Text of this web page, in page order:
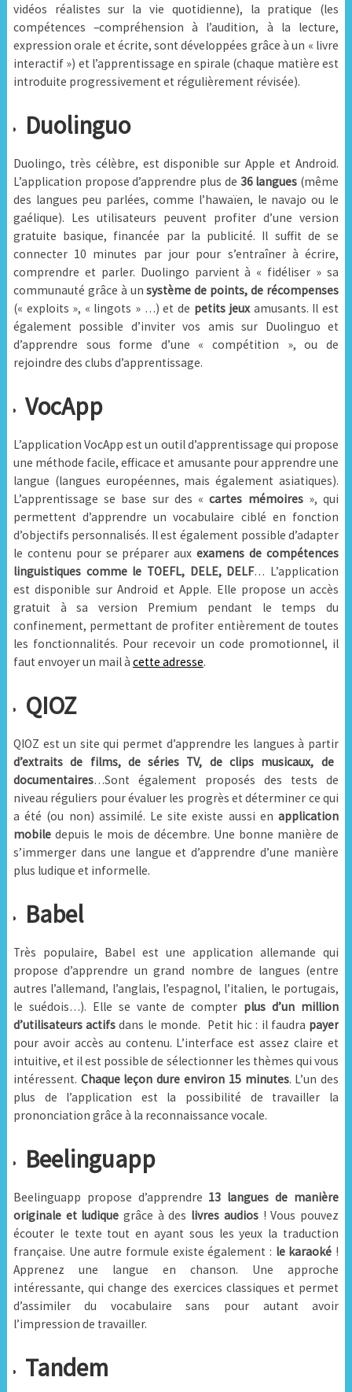
vidéos réalistes sur la vie quotidienne), la pratique (les
compétences –compréhension à l’audition, à la lecture,
expression orale et écrite, sont développées grâce à un « livre
interactif ») et l’apprentissage en spirale (chaque matière est
introduite progressivement et régulièrement révisée).
Duolinguo
Duolingo, très célèbre, est disponible sur Apple et Android.
L’application propose d’apprendre plus de 36 langues (même
des langues peu parlées, comme l’hawaïen, le navajo ou le
gaélique). Les utilisateurs peuvent profiter d’une version
gratuite basique, financée par la publicité. Il suffit de se
connecter 10 minutes par jour pour s’entraîner à écrire,
comprendre et parler. Duolingo parvient à « fidéliser » sa
communauté grâce à unsystème de points, de récompenses
(« exploits », « lingots » …) et de petits jeuxamusants. Il est
également possible d’inviter vos amis sur Duolinguo et
d’apprendre sous forme d’une « compétition », ou de
rejoindre des clubs d’apprentissage.
VocApp
L’application VocApp est un outil d’apprentissage qui propose
une méthode facile, efficace et amusante pour apprendre une
langue (langues européennes, mais également asiatiques).
L’apprentissage se base sur des «cartes mémoires», qui
permettent d’apprendre un vocabulaire ciblé en fonction
d’objectifs personnalisés. Il est également possible d’adapter
le contenu pour se préparer auxexamens de compétences
linguistiques comme le TOEFL, DELE, DELF… L’application
est disponible sur Android et Apple. Elle propose un accès
gratuit à sa version Premium pendant le temps du
confinement, permettant de profiter entièrement de toutes
les fonctionnalités. Pour recevoir un code promotionnel, il
faut envoyer un mail à cette adresse.
QIOZ
QIOZ est un site qui permet d’apprendre les langues à partir
d’extraits de films, de séries TV, de clips musicaux, de
documentaires…Sont également proposés des tests de
niveau réguliers pour évaluer les progrès et déterminer ce qui
a été (ou non) assimilé. Le site existe aussi enapplication
mobiledepuis le mois de décembre. Une bonne manière de
s’immerger dans une langue et d’apprendre d’une manière
plus ludique et informelle.
Babel
Très populaire, Babel est une application allemande qui
propose d’apprendre un grand nombre de langues (entre
autres l’allemand, l’anglais, l’espagnol, l’italien, le portugais,
le suédois…). Elle se vante de compter plus d’un million
d’utilisateurs actifs dans le monde. Petit hic : il faudra payer
pour avoir accès au contenu. L’interface est assez claire et
intuitive, et il est possible de sélectionner les thèmes qui vous
intéressent. Chaque leçon dure environ 15 minutes. L’un des
plus de l’application est la possibilité de travailler la
prononciation grâce à la reconnaissance vocale.
Beelinguapp
Beelinguapp propose d’apprendre 13 langues de manière
originale et ludique grâce à des livres audios! Vous pouvez
écouter le texte tout en ayant sous les yeux la traduction
française. Une autre formule existe également : le karaoké !
Apprenez une langue en chanson. Une approche
intéressante, qui change des exercices classiques et permet
d’assimiler du vocabulaire sans pour autant avoir
l’impression de travailler.
Tandem